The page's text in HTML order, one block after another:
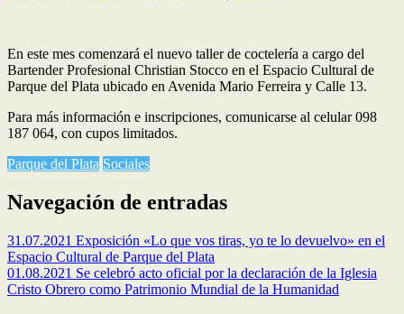
En este mes comenzará el nuevo taller de coctelería a cargo del
Bartender Profesional Christian Stocco en el Espacio Cultural de
Parque del Plata ubicado en Avenida Mario Ferreira y Calle 13.
Para más información e inscripciones, comunicarse al celular 098
187 064, con cupos limitados.
Parque del Plata Sociales
Navegación de entradas
31.07.2021 Exposición «Lo que vos tiras, yo te lo devuelvo» en el
Espacio Cultural de Parque del Plata
01.08.2021 Se celebró acto oficial por la declaración de la Iglesia
Cristo Obrero como Patrimonio Mundial de la Humanidad